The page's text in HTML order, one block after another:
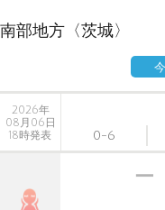
南部地方〈茨城〉
2026年
08月06日
18時発表
0-6